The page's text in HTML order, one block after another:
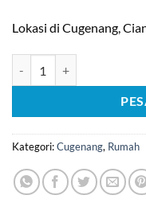
Lokasi di Cugenang,
Kategori:Cugenang, Rumah